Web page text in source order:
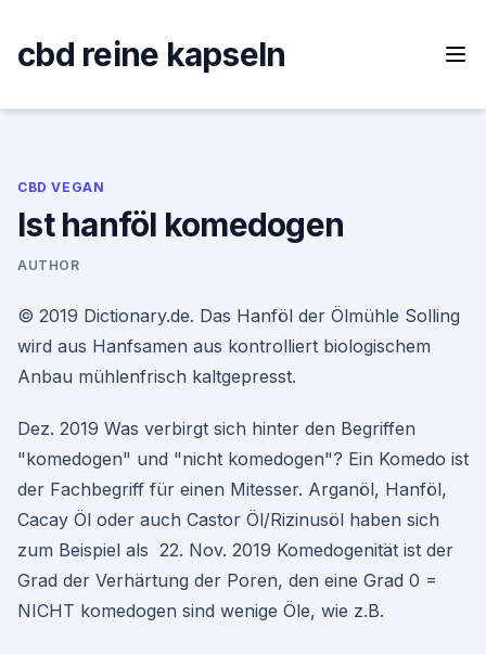
content
cbd reine kapseln
CBD VEGAN
Ist hanföl komedogen
AUTHOR
© 2019 Dictionary.de. Das Hanföl der Ölmühle Solling
wird aus Hanfsamen aus kontrolliert biologischem
Anbau mühlenfrisch kaltgepresst.
Dez. 2019 Was verbirgt sich hinter den Begriffen
"komedogen" und "nicht komedogen"? Ein Komedo ist
der Fachbegriff für einen Mitesser. Arganöl, Hanföl,
Cacay Öl oder auch Castor Öl/Rizinusöl haben sich
zum Beispiel als 22. Nov. 2019 Komedogenität ist der
Grad der Verhärtung der Poren, den eine Grad 0 =
NICHT komedogen sind wenige Öle, wie z.B.